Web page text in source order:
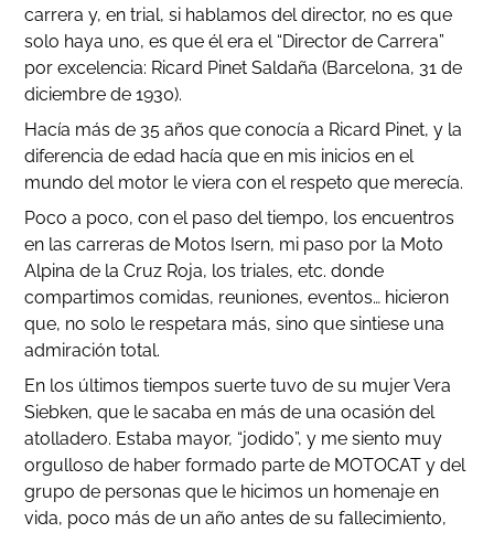
carrera y, en trial, si hablamos del director, no es que
solo haya uno, es que él era el “Director de Carrera”
por excelencia: Ricard Pinet Saldaña (Barcelona, 31 de
diciembre de 1930).
Hacía más de 35 años que conocía a Ricard Pinet, y la
diferencia de edad hacía que en mis inicios en el
mundo del motor le viera con el respeto que merecía.
Poco a poco, con el paso del tiempo, los encuentros
en las carreras de Motos Isern, mi paso por la Moto
Alpina de la Cruz Roja, los triales, etc. donde
compartimos comidas, reuniones, eventos… hicieron
que, no solo le respetara más, sino que sintiese una
admiración total.
En los últimos tiempos suerte tuvo de su mujer Vera
Siebken, que le sacaba en más de una ocasión del
atolladero. Estaba mayor, “jodido”, y me siento muy
orgulloso de haber formado parte de MOTOCAT y del
grupo de personas que le hicimos un homenaje en
vida, poco más de un año antes de su fallecimiento,